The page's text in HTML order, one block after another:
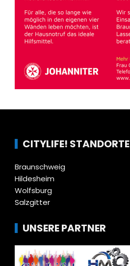
CITYLIFE! STANDORTE
Braunschweig
Hildesheim
Wolfsburg
Salzgitter
UNSERE PARTNER